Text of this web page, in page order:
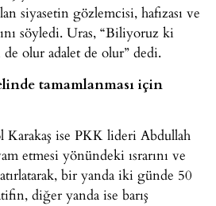
siyasetin gözlemcisi, hafızası ve
söyledi. Uras, “Biliyoruz ki
de olur adalet de olur” dedi.
tamamlanması için
Karakaş ise PKK lideri Abdullah
etmesi yönündeki ısrarını ve
bir yanda iki günde 50
diğer yanda ise barış